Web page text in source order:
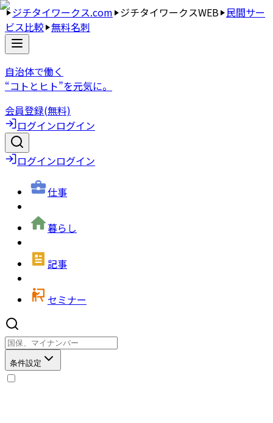
ジチタイワークス.com ジチタイワークスWEB 民間サー
ビス比較 無料名刺
自治体で働く
“コトとヒト”を元気に。
会員登録(無料)
ログインログイン
ログインログイン
仕事
暮らし
記事
セミナー
条件設定